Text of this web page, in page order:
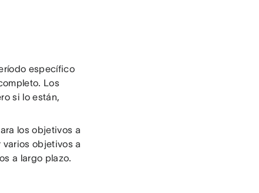
específico
Los
si lo están,
los objetivos a
varios objetivos a
a largo plazo.